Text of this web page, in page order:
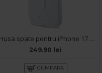
Husa spate pentru iPhone 17 Air Karl Lagerfeld - Magsafe
249.90 lei
CUMPARA